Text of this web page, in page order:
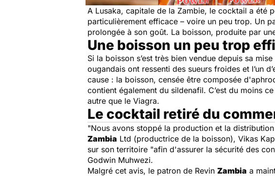
A Lusaka, capitale de la Zambie, le cocktail a été
particulièrement efficace – voire un peu trop. Un
prolongée à son goût. La boisson, produite par
Une boisson un peu trop
Si la boisson s’est très bien vendue depuis sa
ougandais ont ressenti des sueurs froides et l’un
cause : la boisson, censée être composée
contient également du sildenafil. C’est du moins
autre que le Viagra.
Le cocktail retiré du
"Nous avons stoppé la production et la
Zambia Ltd (productrice de la boisson), Vikas
sur son territoire "afin d'assurer la sécurité des
Godwin Muhwezi.
Malgré cet avis, le patron de Revin Zambia a